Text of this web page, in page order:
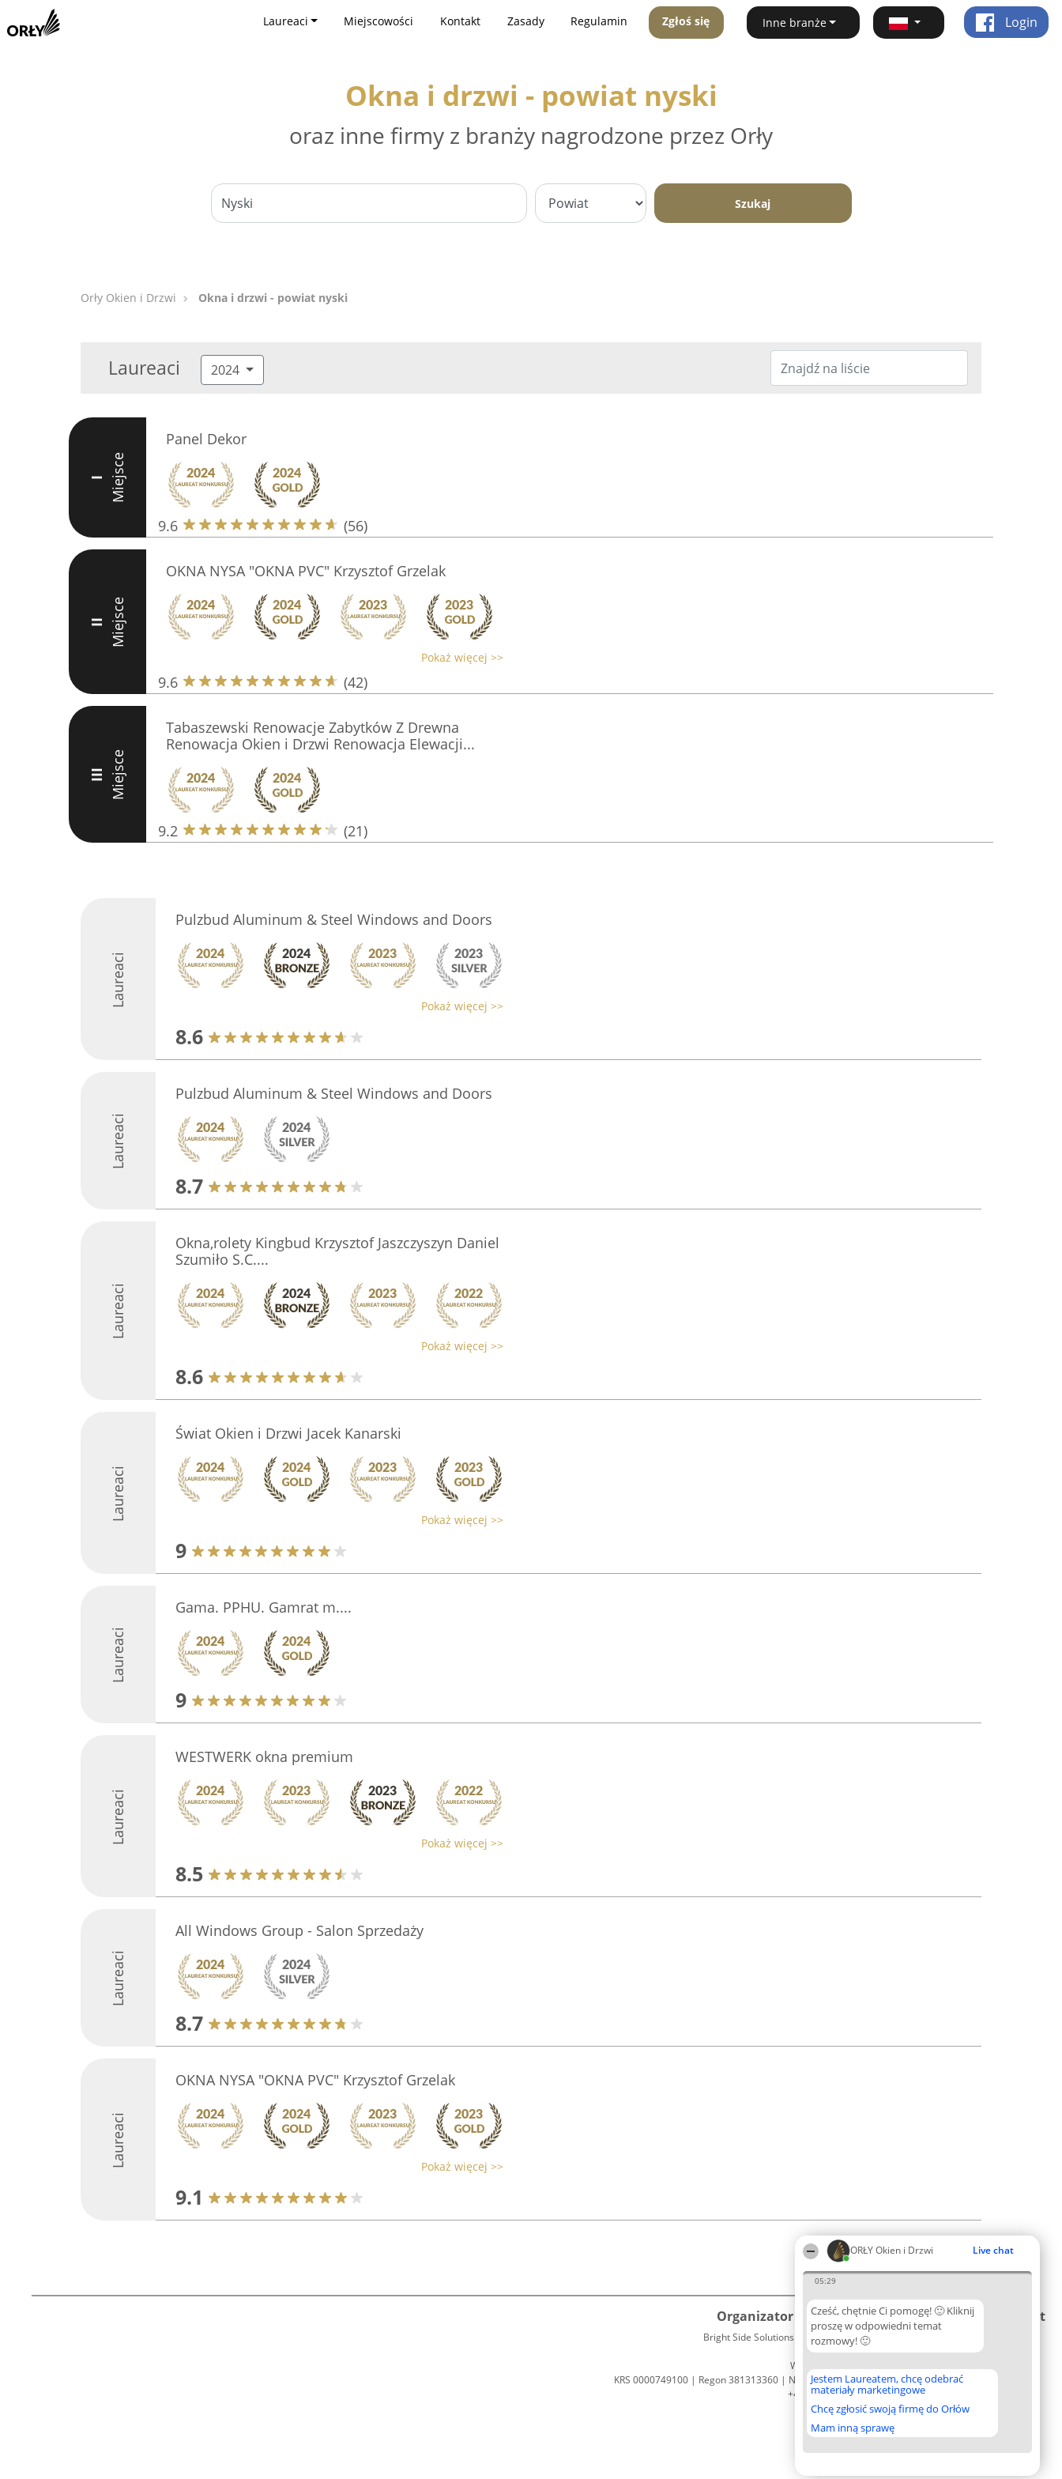
ORŁY Okien i Drzwi Live chat
05:29
Cześć, chętnie Ci pomogę! 🙂 Kliknij
proszę w odpowiedni temat
rozmowy! 🙂
Jestem Laureatem, chcę odebrać
materiały marketingowe
Chcę zgłosić swoją firmę do Orłów
Mam inną sprawę
Laureaci Miejscowości Kontakt Zasady Regulamin Zgłoś się Inne branże Login
Okna i drzwi - powiat nyski
oraz inne firmy z branży nagrodzone przez Orły
Szukaj
Orły Okien i Drzwi Okna i drzwi - powiat nyski
Laureaci 2024
I Miejsce
Panel Dekor
9.6 (56)
II Miejsce
OKNA NYSA "OKNA PVC" Krzysztof Grzelak
Pokaż więcej >>
9.6 (42)
III Miejsce
Tabaszewski Renowacje Zabytków Z Drewna
Renowacja Okien i Drzwi Renowacja Elewacji...
9.2 (21)
Laureaci
Pulzbud Aluminum & Steel Windows and Doors
Pokaż więcej >>
8.6
Laureaci
Pulzbud Aluminum & Steel Windows and Doors
8.7
Laureaci
Okna,rolety Kingbud Krzysztof Jaszczyszyn Daniel
Szumiło S.C....
Pokaż więcej >>
8.6
Laureaci
Świat Okien i Drzwi Jacek Kanarski
Pokaż więcej >>
9
Laureaci
Gama. PPHU. Gamrat m....
9
Laureaci
WESTWERK okna premium
Pokaż więcej >>
8.5
Laureaci
All Windows Group - Salon Sprzedaży
8.7
Laureaci
OKNA NYSA "OKNA PVC" Krzysztof Grzelak
Pokaż więcej >>
9.1
Organizator plebiscytu
Bright Side Solutions sp. z o. o. sp. k.
ul. Ruska 22
Wrocław 50-079
KRS 0000749100 | Regon 381313360 | NIP 8943132676
+48 508 492 400
Plebiscyt
Lista
Laureatów
Zasady
Regulamin
Prywatności
Kontakt